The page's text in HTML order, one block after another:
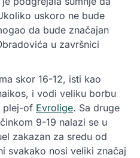
uskoro ne bude
da bude značajan
u završnici
skor 16-12, isti kao
i vodi veliku borbu
plej-of Evrolige. Sa druge
9-19 nalazi se u
zakazan za sredu od
svakako nosi veliki značaj